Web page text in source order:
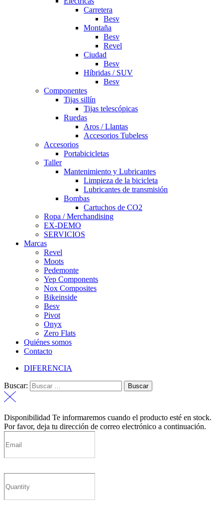
Carretera
Besv
Montaña
Besv
Revel
Ciudad
Besv
Híbridas / SUV
Besv
Componentes
Tijas sillín
Tijas telescópicas
Ruedas
Aros / Llantas
Accesorios Tubeless
Accesorios
Portabicicletas
Taller
Mantenimiento y Lubricantes
Limpieza de la bicicleta
Lubricantes de transmisión
Bombas
Cartuchos de CO2
Ropa / Merchandising
EX-DEMO
SERVICIOS
Marcas
Revel
Moots
Pedemonte
Yep Components
Nox Composites
Bikeinside
Besv
Pivot
Onyx
Zero Flats
Quiénes somos
Contacto
DIFERENCIA
Buscar:
Disponibilidad Te informaremos cuando el producto esté en stock.
Por favor, deja tu dirección de correo electrónico a continuación.